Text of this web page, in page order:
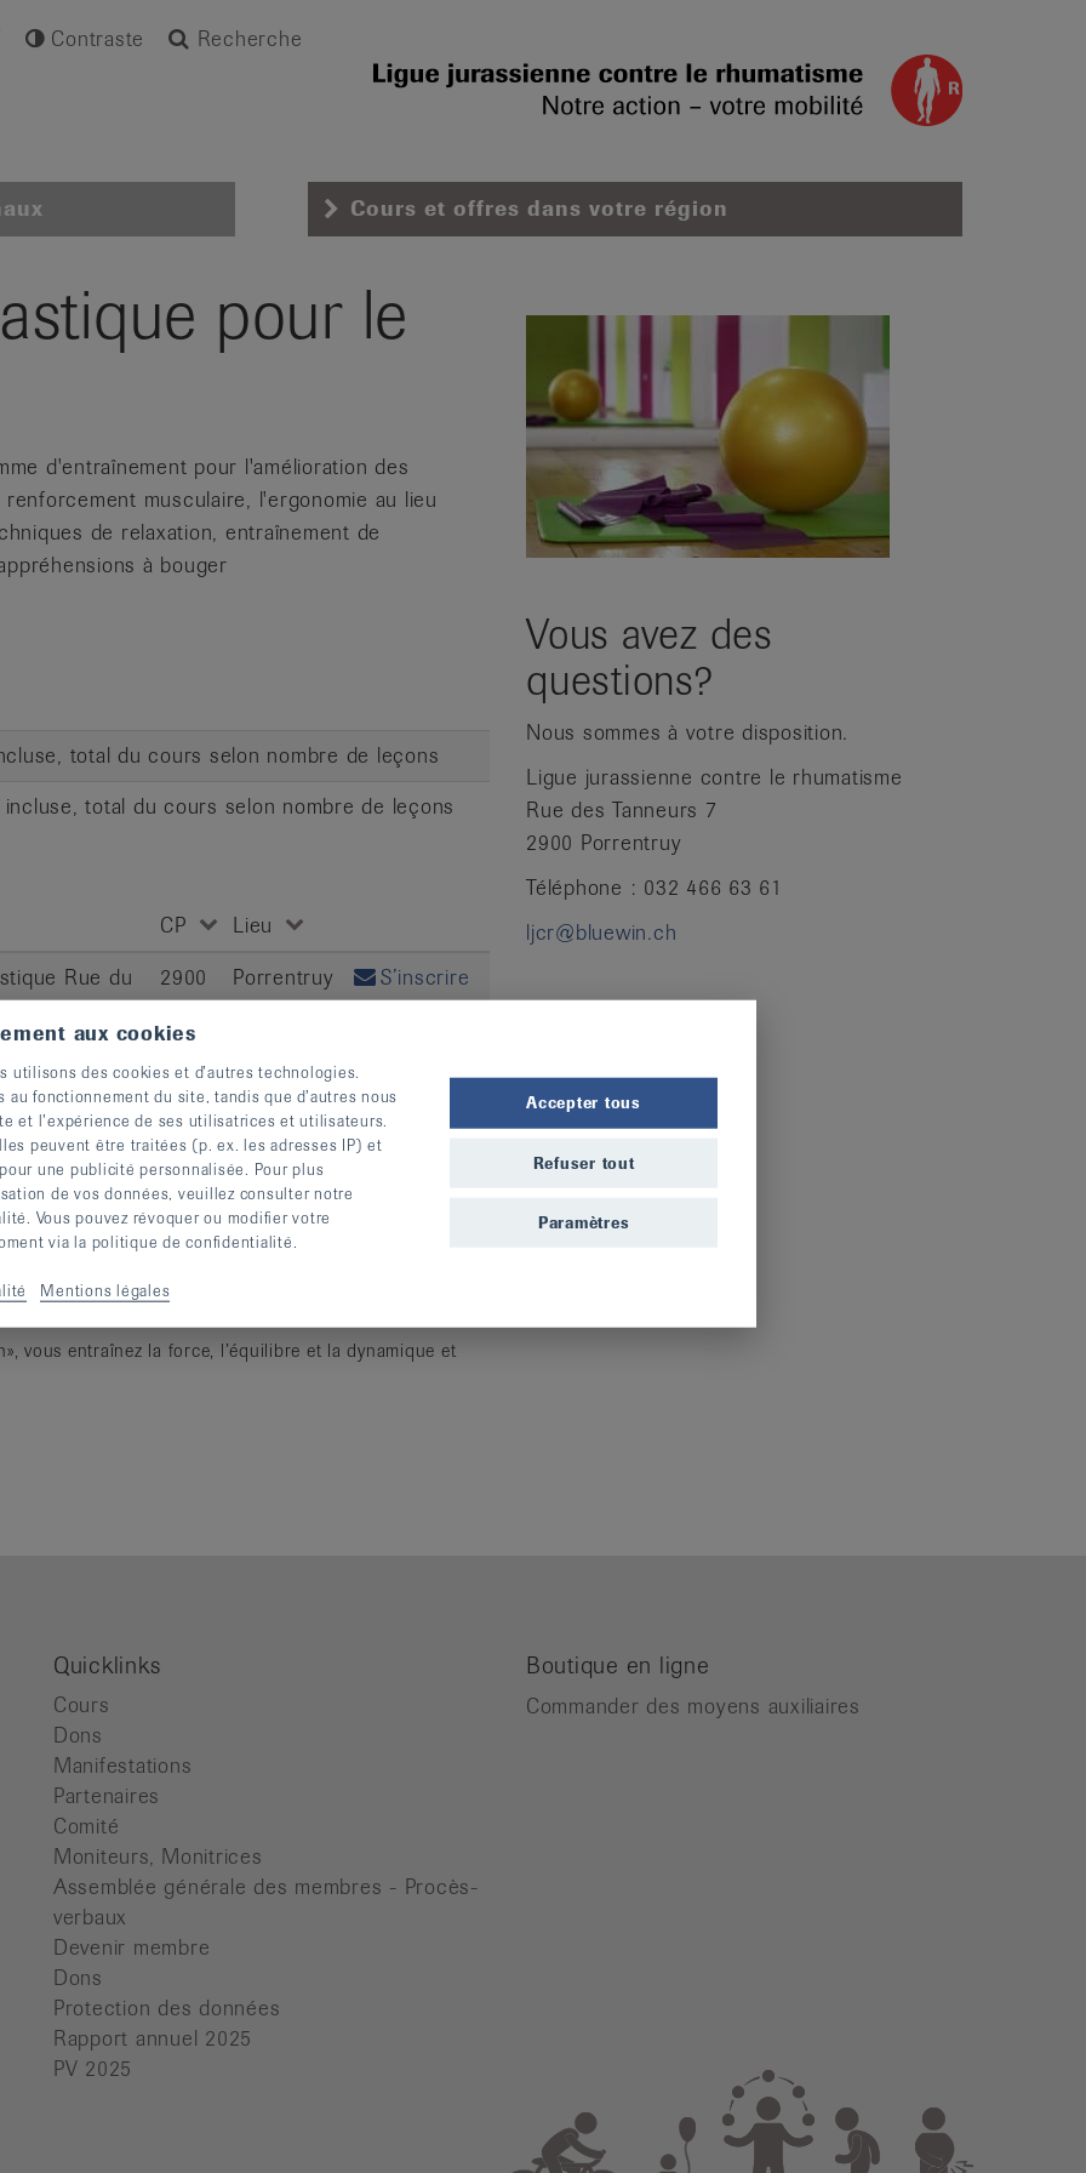
Contraste Recherche
Cours et offres dans votre région
pour le
d'entraînement pour l'amélioration des
musculaire, l'ergonomie au lieu
de relaxation, entraînement de
à bouger
total du cours selon nombre de leçons
total du cours selon nombre de leçons
CP
Lieu
Rue du
2900 Porrentruy S’inscrire
Rue
2900 Porrentruy S’inscrire
Rue
2900 Porrentruy
vous entraînez la force, l’équilibre et la dynamique et
Vous avez des
questions?
Nous sommes à votre disposition.
Ligue jurassienne contre le rhumatisme
Rue des Tanneurs 7
2900 Porrentruy
Téléphone : 032 466 63 61
ljcr@bluewin.ch
Quicklinks
Cours
Dons
Manifestations
Partenaires
Comité
Moniteurs, Monitrices
Assemblée générale des membres - Procès-
verbaux
Devenir membre
Dons
Protection des données
Rapport annuel 2025
PV 2025
Boutique en ligne
Commander des moyens auxiliaires
aux cookies
utilisons des cookies et d’autres technologies.
fonctionnement du site, tandis que d’autres nous
et l’expérience de ses utilisatrices et utilisateurs.
peuvent être traitées (p. ex. les adresses IP) et
une publicité personnalisée. Pour plus
de vos données, veuillez consulter notre
Vous pouvez révoquer ou modifier votre
via la politique de confidentialité.
Mentions légales
Accepter tous
Refuser tout
Paramètres